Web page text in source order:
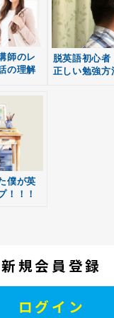
師のレ
の理解
脱英語初心者
正しい勉強方
僕が英
！！！
新規会員登録
ログイン